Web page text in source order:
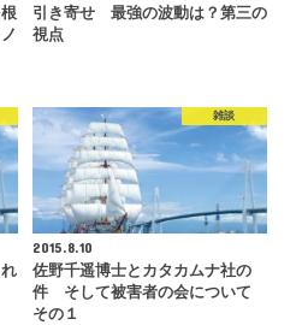
引き寄せ 最強の波動は？第三の
視点
雑談
2015.8.10
佐野千遥博士とカタカムナ社の
件 そして被害者の会について
その１